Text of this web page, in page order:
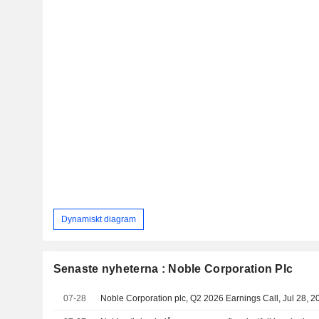
Dynamiskt diagram
Senaste nyheterna : Noble Corporation Plc
07-28 Noble Corporation plc, Q2 2026 Earnings Call, Jul 28,